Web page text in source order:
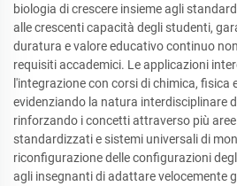
biologia di crescere insieme agli
alle crescenti capacità degli studenti,
duratura e valore educativo continuo
requisiti accademici. Le applicazioni
l'integrazione con corsi di chimica, fisica
evidenziando la natura interdisciplinare
rinforzando i concetti attraverso più
standardizzati e sistemi universali di
riconfigurazione delle configurazioni
agli insegnanti di adattare velocemente